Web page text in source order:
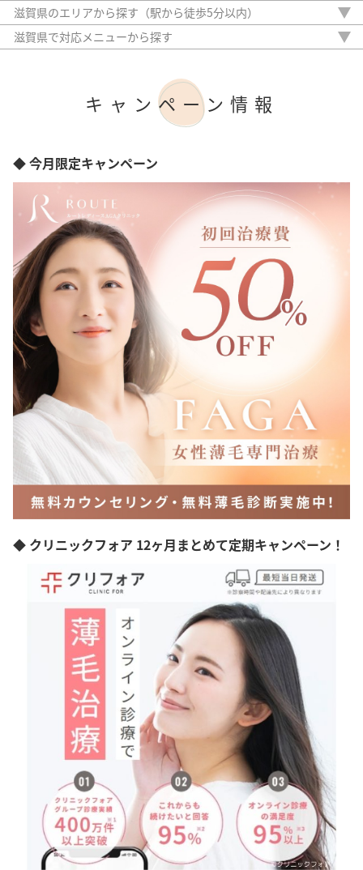
北海道
埼玉県
千葉県
広島県
山口県
愛媛県
福岡県
滋賀県のエリアから探す（駅から徒歩5分以内）
守山市
滋賀県で対応メニューから探す
ボリュームアップキャンペーン情報
◆ 今月限定キャンペーン
◆ クリニックフォア 12ヶ月まとめて定期キャンペーン！